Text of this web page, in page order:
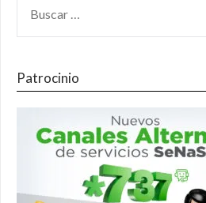
Patrocinio